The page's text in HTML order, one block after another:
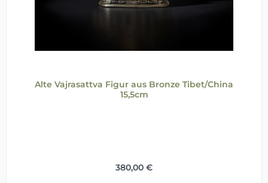
Alte Vajrasattva Figur aus Bronze Tibet/China
15,5cm
Regulärer Preis:
380,00 €